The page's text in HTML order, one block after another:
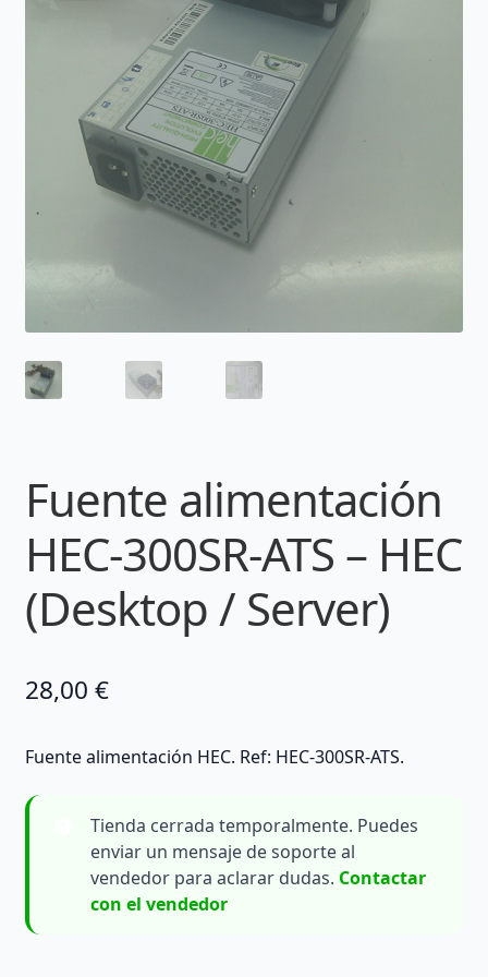
Fuente alimentación
HEC-300SR-ATS – HEC
(Desktop / Server)
28,00 €
Fuente alimentación HEC. Ref: HEC-300SR-ATS.
Tienda cerrada temporalmente. Puedes
enviar un mensaje de soporte al
vendedor para aclarar dudas. Contactar
con el vendedor